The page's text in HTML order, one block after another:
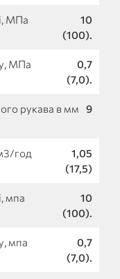
МПа
10
(100).
МПа
0,7
(7,0).
рукава в мм
9
год
1,05
(17,5)
мпа
10
(100).
мпа
0,7
(7,0).